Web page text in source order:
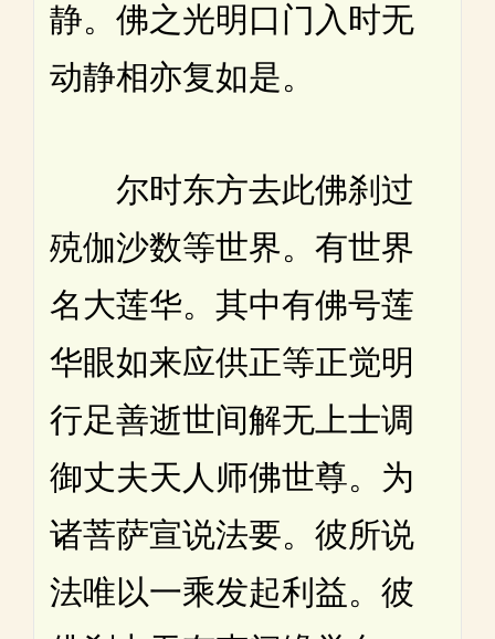
静。佛之光明口门入时无
动静相亦复如是。
尔时东方去此佛刹过
殑伽沙数等世界。有世界
名大莲华。其中有佛号莲
华眼如来应供正等正觉明
行足善逝世间解无上士调
御丈夫天人师佛世尊。为
诸菩萨宣说法要。彼所说
法唯以一乘发起利益。彼